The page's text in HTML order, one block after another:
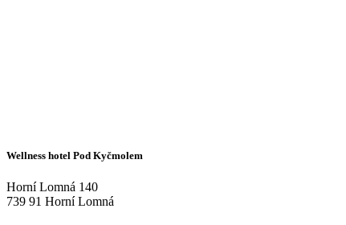
Wellness hotel Pod Kyčmolem
Horní Lomná 140
739 91 Horní Lomná